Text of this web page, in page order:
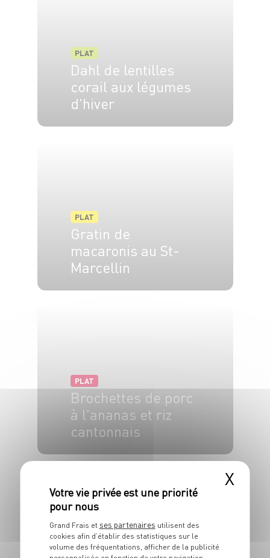
PLAT
Dahl de lentilles
corail aux légumes
d'hiver
PLAT
Gratin de
macaronis au St-
Marcellin
PLAT
Brochettes de porc
à l'ananas et riz
cantonnais
4 pers. 30 min 20 min
PLAT
X
Grand Frais et ses partenaires utilisent des
cookies afin d’établir des statistiques sur le
volume des fréquentations, afficher de la publicité